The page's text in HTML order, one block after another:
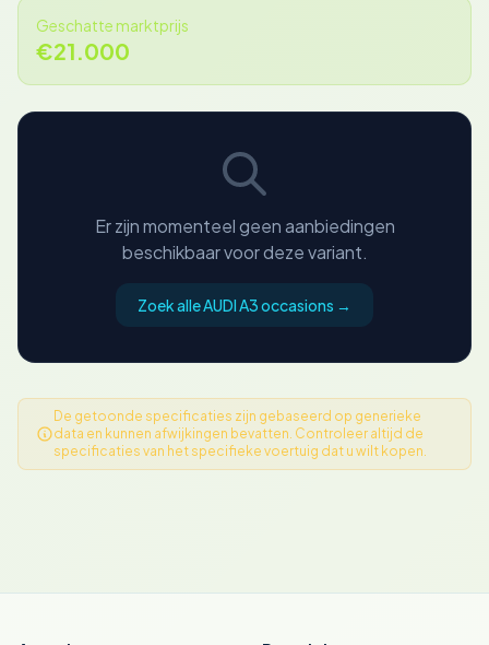
Geschatte marktprijs
€21.000
Er zijn momenteel geen aanbiedingen
beschikbaar voor deze variant.
Zoek alle AUDI A3 occasions →
De getoonde specificaties zijn gebaseerd op generieke
data en kunnen afwijkingen bevatten. Controleer altijd de
specificaties van het specifieke voertuig dat u wilt kopen.